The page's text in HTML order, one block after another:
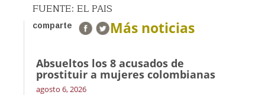
FUENTE: EL PAIS
comparte Más noticias
Absueltos los 8 acusados de
prostituir a mujeres colombianas
agosto 6, 2026